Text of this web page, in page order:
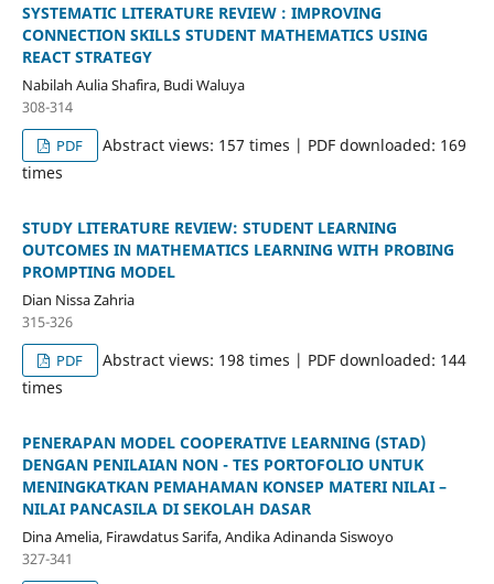
SYSTEMATIC LITERATURE REVIEW : IMPROVING
CONNECTION SKILLS STUDENT MATHEMATICS USING
REACT STRATEGY
Nabilah Aulia Shafira, Budi Waluya
308-314
PDF
Abstract views: 157 times | PDF downloaded: 169
times
STUDY LITERATURE REVIEW: STUDENT LEARNING
OUTCOMES IN MATHEMATICS LEARNING WITH PROBING
PROMPTING MODEL
Dian Nissa Zahria
315-326
PDF
Abstract views: 198 times | PDF downloaded: 144
times
PENERAPAN MODEL COOPERATIVE LEARNING (STAD)
DENGAN PENILAIAN NON - TES PORTOFOLIO UNTUK
MENINGKATKAN PEMAHAMAN KONSEP MATERI NILAI –
NILAI PANCASILA DI SEKOLAH DASAR
Dina Amelia, Firawdatus Sarifa, Andika Adinanda Siswoyo
327-341